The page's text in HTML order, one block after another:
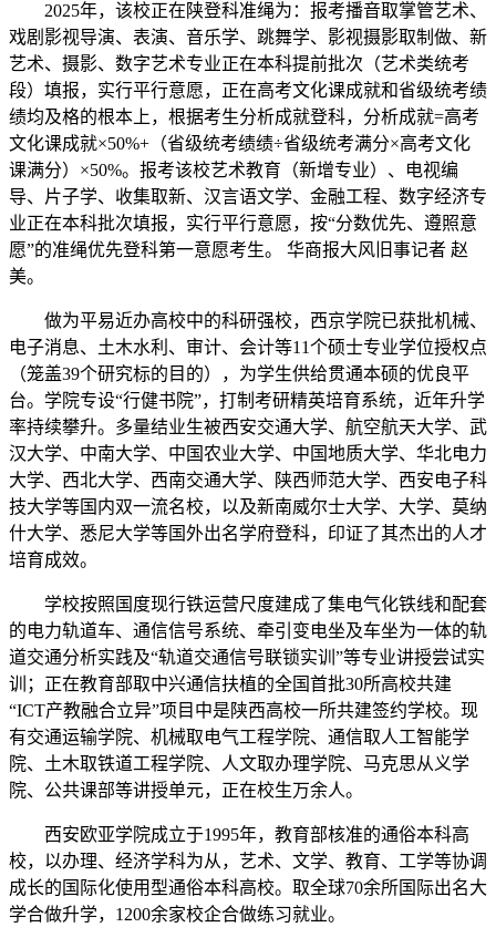
2025年，该校正在陕登科准绳为：报考播音取掌管艺术、
戏剧影视导演、表演、音乐学、跳舞学、影视摄影取制做、新
艺术、摄影、数字艺术专业正在本科提前批次（艺术类统考
段）填报，实行平行意愿，正在高考文化课成就和省级统考绩
绩均及格的根本上，根据考生分析成就登科，分析成就=高考
文化课成就×50%+（省级统考绩绩÷省级统考满分×高考文化
课满分）×50%。报考该校艺术教育（新增专业）、电视编
导、片子学、收集取新、汉言语文学、金融工程、数字经济专
业正在本科批次填报，实行平行意愿，按“分数优先、遵照意
愿”的准绳优先登科第一意愿考生。 华商报大风旧事记者 赵
美。
做为平易近办高校中的科研强校，西京学院已获批机械、
电子消息、土木水利、审计、会计等11个硕士专业学位授权点
（笼盖39个研究标的目的），为学生供给贯通本硕的优良平
台。学院专设“行健书院”，打制考研精英培育系统，近年升学
率持续攀升。多量结业生被西安交通大学、航空航天大学、武
汉大学、中南大学、中国农业大学、中国地质大学、华北电力
大学、西北大学、西南交通大学、陕西师范大学、西安电子科
技大学等国内双一流名校，以及新南威尔士大学、大学、莫纳
什大学、悉尼大学等国外出名学府登科，印证了其杰出的人才
培育成效。
学校按照国度现行铁运营尺度建成了集电气化铁线和配套
的电力轨道车、通信信号系统、牵引变电坐及车坐为一体的轨
道交通分析实践及“轨道交通信号联锁实训”等专业讲授尝试实
训；正在教育部取中兴通信扶植的全国首批30所高校共建
“ICT产教融合立异”项目中是陕西高校一所共建签约学校。现
有交通运输学院、机械取电气工程学院、通信取人工智能学
院、土木取铁道工程学院、人文取办理学院、马克思从义学
院、公共课部等讲授单元，正在校生万余人。
西安欧亚学院成立于1995年，教育部核准的通俗本科高
校，以办理、经济学科为从，艺术、文学、教育、工学等协调
成长的国际化使用型通俗本科高校。取全球70余所国际出名大
学合做升学，1200余家校企合做练习就业。